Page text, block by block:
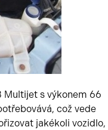
Multijet s výkonem 66
což vede
jakékoli vozidlo,